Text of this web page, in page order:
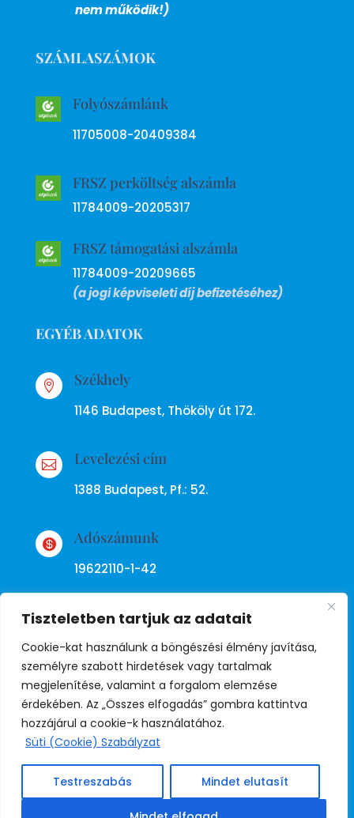
Tiszteletben tartjuk az adatait
Cookie-kat használunk a böngészési élmény javítása,
személyre szabott hirdetések vagy tartalmak
megjelenítése, valamint a forgalom elemzése
érdekében. Az „Összes elfogadás” gombra kattintva
hozzájárul a cookie-k használatához.
Süti (Cookie) Szabályzat
Testreszabás Mindet elutasít
nem működik!)
SZÁMLASZÁMOK
Folyószámlánk
11705008-20409384
FRSZ perköltség alszámla
11784009-20205317
FRSZ támogatási alszámla
11784009-20209665
(a jogi képviseleti díj befizetéséhez)
EGYÉB ADATOK
 Székhely
1146 Budapest, Thököly út 172.
 Levelezési cím
1388 Budapest, Pf.: 52.
 Adószámunk
19622110-1-42
Adatkezelési tájékoztató
© Copyright Független Rendőr
Szakszervezet